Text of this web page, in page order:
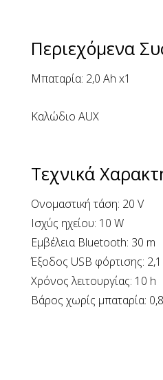
Περιεχόμενα
Μπαταρία: 2,0 Ah x1
Καλώδιο AUX
Τεχνικά
Ονομαστική τάση: 20 V
Ισχύς ηχείου: 10 W
Εμβέλεια Bluetooth: 30 m
Έξοδος USB φόρτισης:
Χρόνος λειτουργίας: 10 h
Βάρος χωρίς μπαταρία: